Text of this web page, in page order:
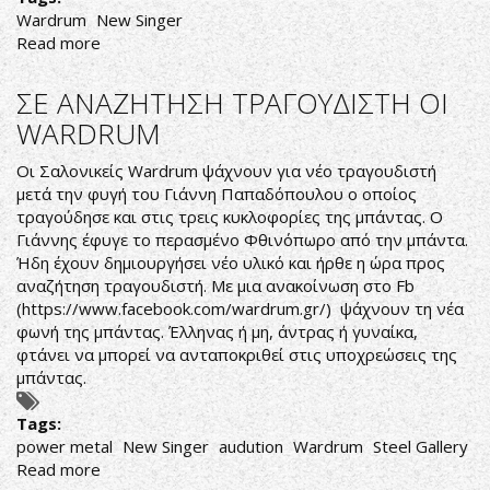
Wardrum New Singer
Read more about
WARDRUM
ΑΝΑΚΟΙΝΩΣΑΝ
ΤΟ
ΝΕΟ
ΤΡΑΓΟΥΔΙΣΤΗ!
ΣΕ ΑΝΑΖΗΤΗΣΗ ΤΡΑΓΟΥΔΙΣΤΗ ΟΙ
WARDRUM
Οι Σαλονικείς Wardrum ψάχνουν για νέο τραγουδιστή
μετά την φυγή του Γιάννη Παπαδόπουλου ο οποίος
τραγούδησε και στις τρεις κυκλοφορίες της μπάντας. Ο
Γιάννης έφυγε το περασμένο Φθινόπωρο από την μπάντα.
Ήδη έχουν δημιουργήσει νέο υλικό και ήρθε η ώρα προς
αναζήτηση τραγουδιστή. Με μια ανακοίνωση στο Fb
(https://www.facebook.com/wardrum.gr/) ψάχνουν τη νέα
φωνή της μπάντας. Έλληνας ή μη, άντρας ή γυναίκα,
φτάνει να μπορεί να ανταποκριθεί στις υποχρεώσεις της
μπάντας.
Tags:
power metal New Singer audution Wardrum Steel Gallery
Read moreabout